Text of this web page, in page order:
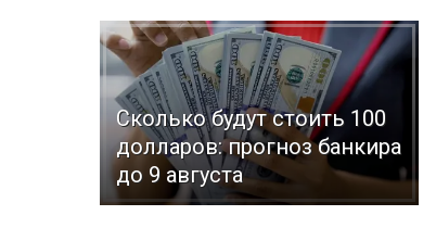
Сколько будут стоить 100
долларов: прогноз банкира
до 9 августа